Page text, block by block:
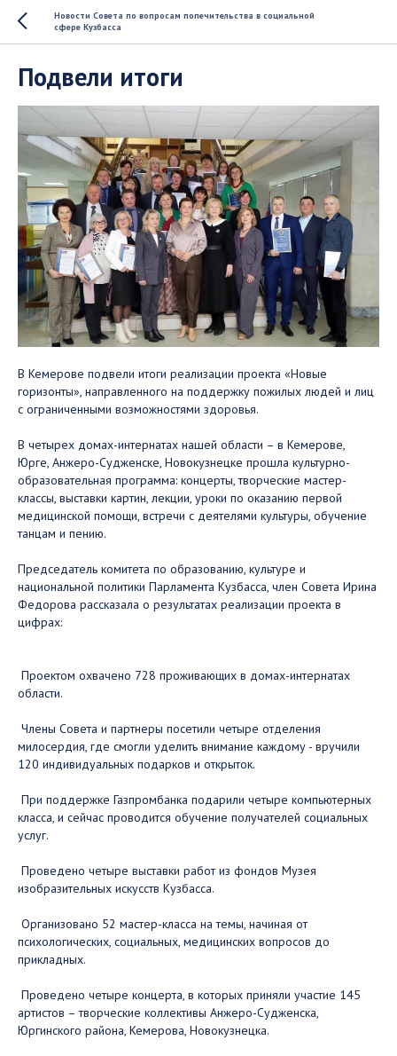
Новости Совета по вопросам попечительства в социальной
сфере Кузбасса
Подвели итоги
В Кемерове подвели итоги реализации проекта «Новые
горизонты», направленного на поддержку пожилых людей и лиц
с ограниченными возможностями здоровья.
В четырех домах-интернатах нашей области – в Кемерове,
Юрге, Анжеро-Судженске, Новокузнецке прошла культурно-
образовательная программа: концерты, творческие мастер-
классы, выставки картин, лекции, уроки по оказанию первой
медицинской помощи, встречи с деятелями культуры, обучение
танцам и пению.
Председатель комитета по образованию, культуре и
национальной политики Парламента Кузбасса, член Совета Ирина
Федорова рассказала о результатах реализации проекта в
цифрах:
Проектом охвачено 728 проживающих в домах-интернатах
области.
Члены Совета и партнеры посетили четыре отделения
милосердия, где смогли уделить внимание каждому - вручили
120 индивидуальных подарков и открыток.
При поддержке Газпромбанка подарили четыре компьютерных
класса, и сейчас проводится обучение получателей социальных
услуг.
Проведено четыре выставки работ из фондов Музея
изобразительных искусств Кузбасса.
Организовано 52 мастер-класса на темы, начиная от
психологических, социальных, медицинских вопросов до
прикладных.
Проведено четыре концерта, в которых приняли участие 145
артистов – творческие коллективы Анжеро-Судженска,
Юргинского района, Кемерова, Новокузнецка.